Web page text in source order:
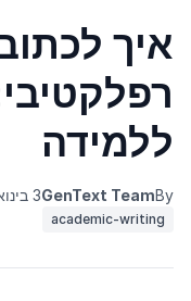
איך
ללמידה
By
GenText Team3 בינואר 2026
academic-writing